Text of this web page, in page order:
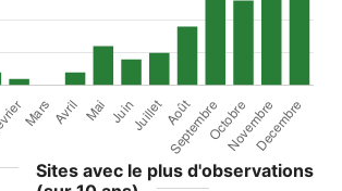
Sites avec le plus d'observations